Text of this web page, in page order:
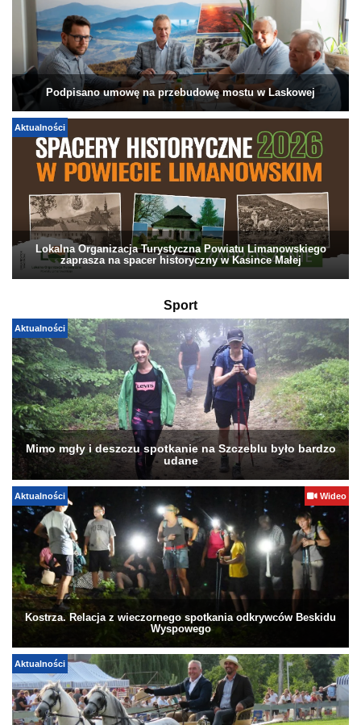
Podpisano umowę na przebudowę mostu w Laskowej
Aktualności
Lokalna Organizacja Turystyczna Powiatu Limanowskiego
zaprasza na spacer historyczny w Kasince Małej
Sport
Aktualności
Mimo mgły i deszczu spotkanie na Szczeblu było bardzo
udane
Aktualności Wideo
Kostrza. Relacja z wieczornego spotkania odkrywców Beskidu
Wyspowego
Aktualności